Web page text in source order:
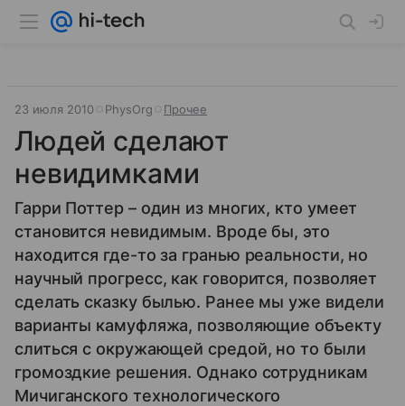
23 июля 2010 PhysOrg Прочее
Людей сделают
невидимками
Гарри Поттер – один из многих, кто умеет
становится невидимым. Вроде бы, это
находится где-то за гранью реальности, но
научный прогресс, как говорится, позволяет
сделать сказку былью. Ранее мы уже видели
варианты камуфляжа, позволяющие объекту
слиться с окружающей средой, но то были
громоздкие решения. Однако сотрудникам
Мичиганского технологического